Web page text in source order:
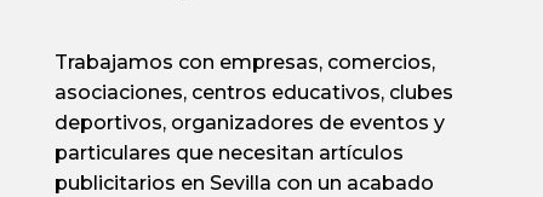
Trabajamos con empresas, comercios,
asociaciones, centros educativos, clubes
deportivos, organizadores de eventos y
particulares que necesitan artículos
publicitarios en Sevilla con un acabado